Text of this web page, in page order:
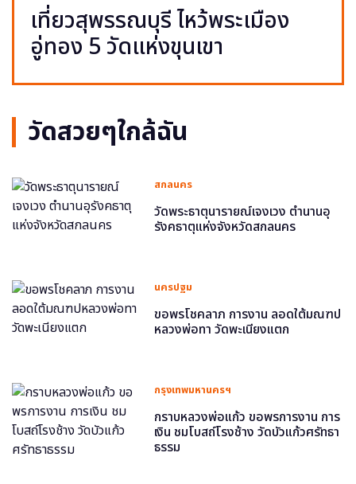
เที่ยวสุพรรณบุรี ไหว้พระเมือง
อู่ทอง 5 วัดแห่งขุนเขา
วัดสวยๆใกล้ฉัน
สกลนคร
วัดพระธาตุนารายณ์เจงเวง ตำนานอุ
รังคธาตุแห่งจังหวัดสกลนคร
นครปฐม
ขอพรโชคลาภ การงาน ลอดใต้มณฑป
หลวงพ่อทา วัดพะเนียงแตก
กรุงเทพมหานครฯ
กราบหลวงพ่อแก้ว ขอพรการงาน การ
เงิน ชมโบสถ์โรงช้าง วัดบัวแก้วศรัทธา
ธรรม